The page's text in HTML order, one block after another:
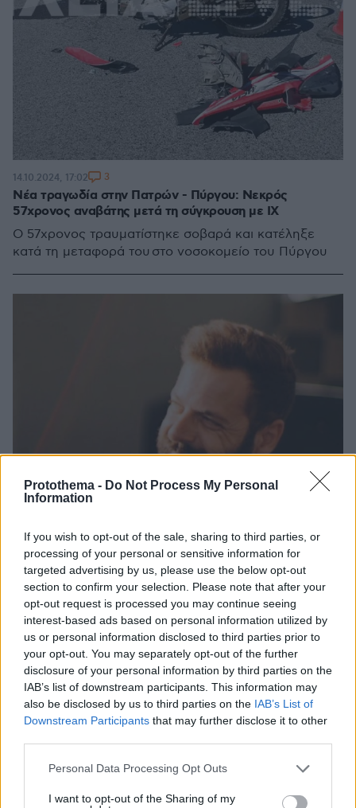
Protothema - Do Not Process My Personal
Information
If you wish to opt-out of the sale, sharing to third parties, or
processing of your personal or sensitive information for
targeted advertising by us, please use the below opt-out
section to confirm your selection. Please note that after your
opt-out request is processed you may continue seeing
interest-based ads based on personal information utilized by
us or personal information disclosed to third parties prior to
your opt-out. You may separately opt-out of the further
disclosure of your personal information by third parties on the
IAB’s list of downstream participants. This information may
also be disclosed by us to third parties on the IAB’s List of
Downstream Participants that may further disclose it to other
Please note that this website/app uses one or more Google
not limited to your visit or usage behaviour. You may click to
Personal Data Processing Opt Outs
I want to opt-out of the Sharing of my
Νέα τραγωδία στην Πατρών - Πύργου: Νεκρός
57χρονος αναβάτης μετά τη σύγκρουση με ΙΧ
Ο 57χρονος τραυματίστηκε σοβαρά και κατέληξε
κατά τη μεταφορά του στο νοσοκομείο του Πύργου
14.10.2024, 17:02 3
Τραγική σύμπτωση: Σαν σήμερα το 2023 ο 45χρονος
που σκοτώθηκε στην Πατρών - Πύργου, είχε
τραυματιστεί σοβαρά σε άλλο τροχαίο
Στις 8 Αυγούστου του 2023, η μηχανή που οδηγούσε
μετά, στις 24 Απριλίου του 2024 είχε κι άλλο ατύχημα
08.08.2024, 19:58 82